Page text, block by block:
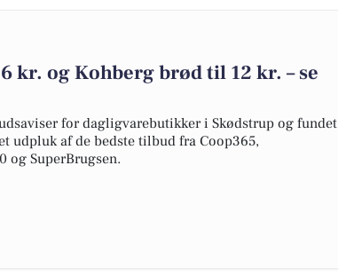
kr. og Kohberg brød til 12 kr. – se
for dagligvarebutikker i Skødstrup og fundet
udpluk af de bedste tilbud fra Coop365,
og SuperBrugsen.